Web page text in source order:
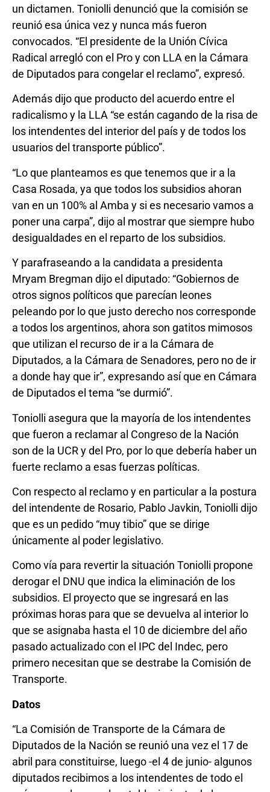
un dictamen. Toniolli denunció que la comisión se
reunió esa única vez y nunca más fueron
convocados. “El presidente de la Unión Cívica
Radical arregló con el Pro y con LLA en la Cámara
de Diputados para congelar el reclamo”, expresó.
Además dijo que producto del acuerdo entre el
radicalismo y la LLA “se están cagando de la risa de
los intendentes del interior del país y de todos los
usuarios del transporte público”.
“Lo que planteamos es que tenemos que ir a la
Casa Rosada, ya que todos los subsidios ahoran
van en un 100% al Amba y si es necesario vamos a
poner una carpa”, dijo al mostrar que siempre hubo
desigualdades en el reparto de los subsidios.
Y parafraseando a la candidata a presidenta
Mryam Bregman dijo el diputado: “Gobiernos de
otros signos políticos que parecían leones
peleando por lo que justo derecho nos corresponde
a todos los argentinos, ahora son gatitos mimosos
que utilizan el recurso de ir a la Cámara de
Diputados, a la Cámara de Senadores, pero no de ir
a donde hay que ir”, expresando así que en Cámara
de Diputados el tema “se durmió”.
Toniolli asegura que la mayoría de los intendentes
que fueron a reclamar al Congreso de la Nación
son de la UCR y del Pro, por lo que debería haber un
fuerte reclamo a esas fuerzas políticas.
Con respecto al reclamo y en particular a la postura
del intendente de Rosario, Pablo Javkin, Toniolli dijo
que es un pedido “muy tibio” que se dirige
únicamente al poder legislativo.
Como vía para revertir la situación Toniolli propone
derogar el DNU que indica la eliminación de los
subsidios. El proyecto que se ingresará en las
próximas horas para que se devuelva al interior lo
que se asignaba hasta el 10 de diciembre del año
pasado actualizado con el IPC del Indec, pero
primero necesitan que se destrabe la Comisión de
Transporte.
Datos
“La Comisión de Transporte de la Cámara de
Diputados de la Nación se reunió una vez el 17 de
abril para constituirse, luego -el 4 de junio- algunos
diputados recibimos a los intendentes de todo el